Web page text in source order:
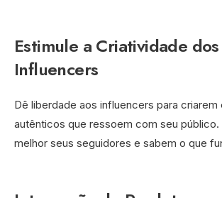
Estimule a Criatividade dos
Influencers
Dê liberdade aos influencers para criarem
autênticos que ressoem com seu
melhor seus seguidores e sabem o que